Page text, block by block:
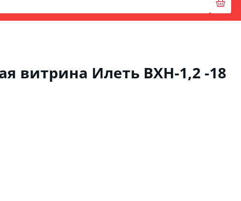
витрина Илеть ВХН-1,2 -18